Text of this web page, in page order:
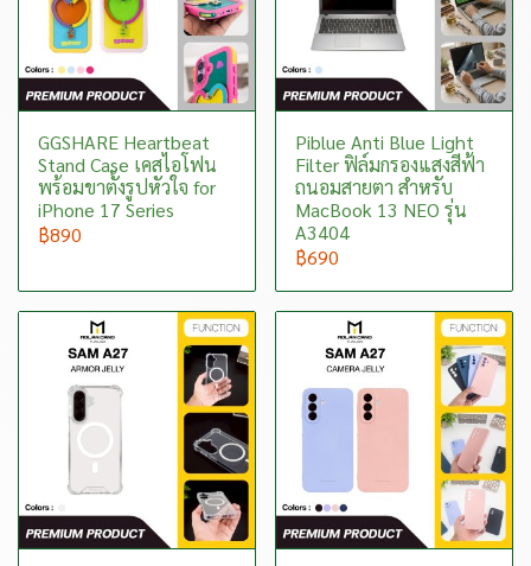
GGSHARE Heartbeat
Stand Case เคสไอโฟน
พร้อมขาตั้งรูปหัวใจ for
iPhone 17 Series
฿890
Piblue Anti Blue Light
Filter ฟิล์มกรองแสงสีฟ้า
ถนอมสายตา สำหรับ
MacBook 13 NEO รุ่น
A3404
฿690